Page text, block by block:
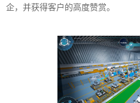
企，并获得客户的高度赞赏。